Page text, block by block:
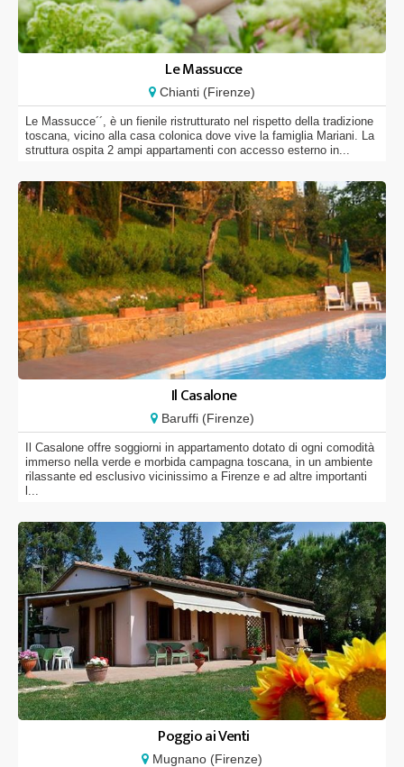
Le Massucce
Chianti (Firenze)
Le Massucce´´, è un fienile ristrutturato nel rispetto della tradizione
toscana, vicino alla casa colonica dove vive la famiglia Mariani. La
struttura ospita 2 ampi appartamenti con accesso esterno in...
Il Casalone
Baruffi (Firenze)
Il Casalone offre soggiorni in appartamento dotato di ogni comodità
immerso nella verde e morbida campagna toscana, in un ambiente
rilassante ed esclusivo vicinissimo a Firenze e ad altre importanti
l...
Poggio ai Venti
Mugnano (Firenze)